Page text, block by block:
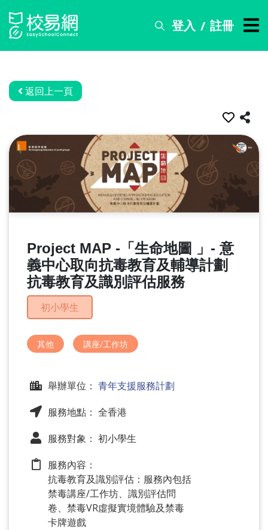
登入 / 註冊
搜
務
資
關
我
返回上一頁
Project MAP -「生命地圖 」- 意
義中心取向抗毒教育及輔導計劃
抗毒教育及識別評估服務
初小學生
其他 講座/工作坊
舉辦單位： 青年支援服務計劃
服務地點： 全香港
服務對象： 初小學生
服務內容：
抗毒教育及識別評估：服務內包括
禁毒講座/工作坊、識別評估問
卷、禁毒VR虛擬實境體驗及禁毒
卡牌遊戲